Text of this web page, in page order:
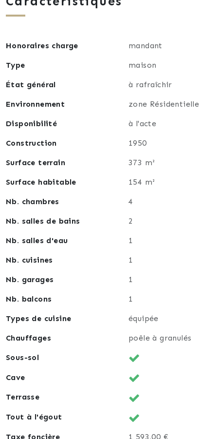
chaufferie (chaudière à granulés neuve), local de
rangement et un garage complète ce bien, à visiter
Pour tous renseignements et visites, merci de
contacter Pascaline Jullion, conseillère indépendante
Honoraires charge mandant
Type maison
État général à rafraîchir
Environnement zone Résidentielle
Disponibilité à l'acte
Construction 1950
Surface terrain 373 m²
Surface habitable 154 m²
Nb. chambres 4
Nb. salles de bains 2
Nb. salles d'eau 1
Nb. cuisines 1
Nb. garages 1
Nb. balcons 1
Types de cuisine équipée
Chauffages poêle à granulés
Sous-sol
Cave
Terrasse
Tout à l'égout
Taxe foncière 1 593,00 €